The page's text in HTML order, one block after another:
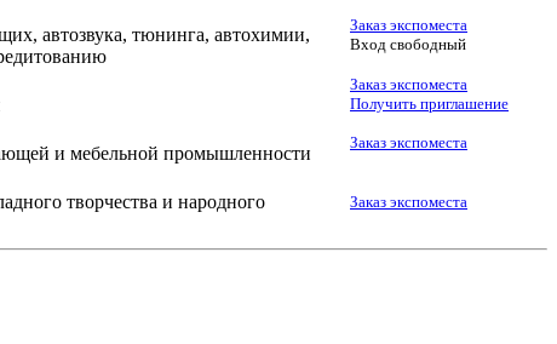
автозвука, тюнинга, автохимии,
Заказ экспоместа
Вход свободный
Заказ экспоместа
Получить приглашение
и мебельной промышленности
Заказ экспоместа
творчества и народного
Заказ экспоместа